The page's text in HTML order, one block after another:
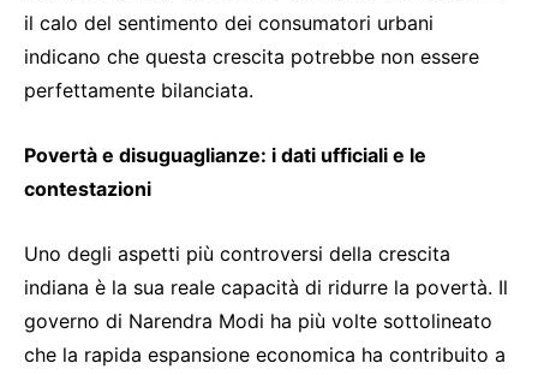
il calo del sentimento dei consumatori urbani
indicano che questa crescita potrebbe non essere
perfettamente bilanciata.
Povertà e disuguaglianze: i dati ufficiali e le
contestazioni
Uno degli aspetti più controversi della crescita
indiana è la sua reale capacità di ridurre la povertà. Il
governo di Narendra Modi ha più volte sottolineato
che la rapida espansione economica ha contribuito a